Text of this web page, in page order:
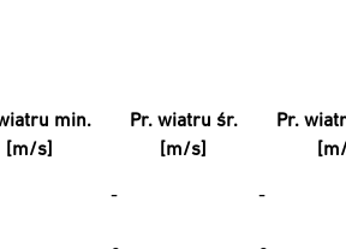
min.
[m/s]
Pr. wiatru śr.
[m/s]
Pr.
- -